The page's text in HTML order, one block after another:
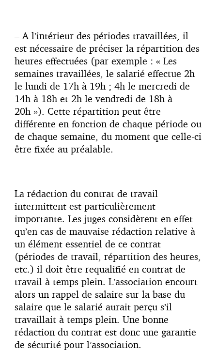
– A l’intérieur des périodes travaillées, il
est nécessaire de préciser la répartition des
heures effectuées (par exemple : « Les
semaines travaillées, le salarié effectue 2h
le lundi de 17h à 19h ; 4h le mercredi de
14h à 18h et 2h le vendredi de 18h à
20h »). Cette répartition peut être
différente en fonction de chaque période ou
de chaque semaine, du moment que celle-ci
être fixée au préalable.
La rédaction du contrat de travail
intermittent est particulièrement
importante. Les juges considèrent en effet
qu’en cas de mauvaise rédaction relative à
un élément essentiel de ce contrat
(périodes de travail, répartition des heures,
etc.) il doit être requalifié en contrat de
travail à temps plein. L’association encourt
alors un rappel de salaire sur la base du
salaire que le salarié aurait perçu s’il
travaillait à temps plein. Une bonne
rédaction du contrat est donc une garantie
de sécurité pour l’association.